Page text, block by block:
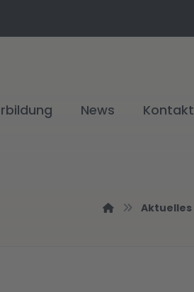
News Kontakt
Aktuelles